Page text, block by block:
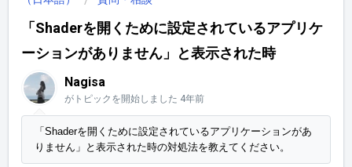
「Shaderを開くために設定されているアプリケ
ーションがありません」と表示された時
Nagisa
がトピックを開始しました 4年前
「Shaderを開くために設定されているアプリケーションがあ
りません」と表示された時の対処法を教えてください。